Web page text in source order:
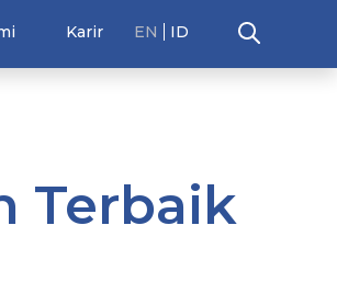
EN ID
Karir
Terbaik